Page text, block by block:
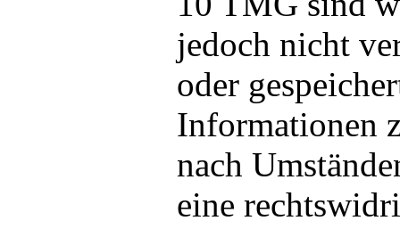
jedoch nicht
oder
Informationen
nach
eine